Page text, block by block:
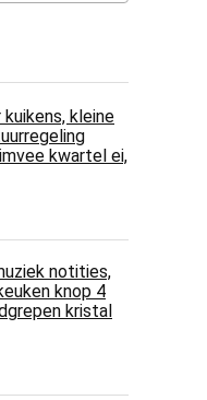
kleine
kwartel ei,
notities,
knop 4
kristal